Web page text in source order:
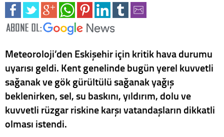
Meteoroloji’den Eskişehir için kritik hava durumu
uyarısı geldi. Kent genelinde bugün yerel kuvvetli
sağanak ve gök gürültülü sağanak yağış
beklenirken, sel, su baskını, yıldırım, dolu ve
kuvvetli rüzgar riskine karşı vatandaşların dikkatli
olması istendi.